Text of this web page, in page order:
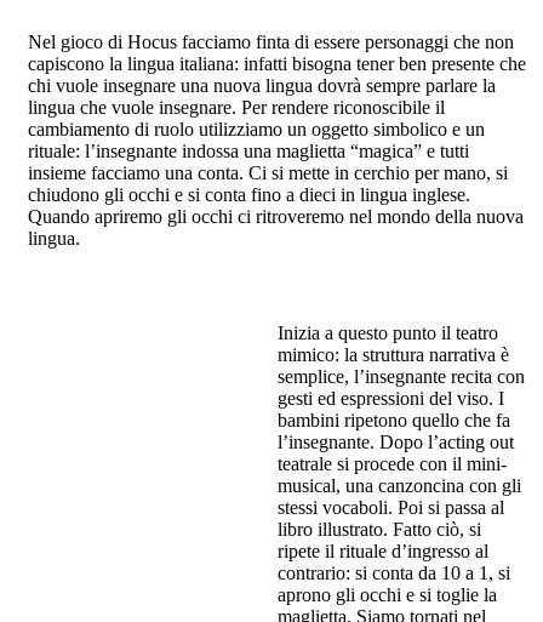
Nel gioco di Hocus facciamo finta di essere personaggi che non
capiscono la lingua italiana: infatti bisogna tener ben presente che
chi vuole insegnare una nuova lingua dovrà sempre parlare la
lingua che vuole insegnare. Per rendere riconoscibile il
cambiamento di ruolo utilizziamo un oggetto simbolico e un
rituale: l’insegnante indossa una maglietta “magica” e tutti
insieme facciamo una conta. Ci si mette in cerchio per mano, si
chiudono gli occhi e si conta fino a dieci in lingua inglese.
Quando apriremo gli occhi ci ritroveremo nel mondo della nuova
lingua.
Inizia a questo punto il teatro
mimico: la struttura narrativa è
semplice, l’insegnante recita con
gesti ed espressioni del viso. I
bambini ripetono quello che fa
l’insegnante. Dopo l’acting out
teatrale si procede con il mini-
musical, una canzoncina con gli
stessi vocaboli. Poi si passa al
libro illustrato. Fatto ciò, si
ripete il rituale d’ingresso al
contrario: si conta da 10 a 1, si
aprono gli occhi e si toglie la
maglietta. Siamo tornati nel